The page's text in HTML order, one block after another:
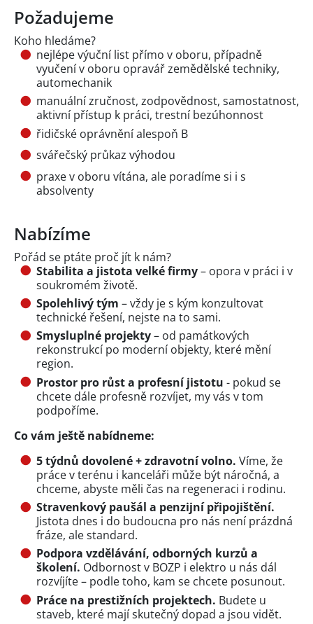
Požadujeme
Koho hledáme?
nejlépe výuční list přímo v oboru, případně
vyučení v oboru opravář zemědělské techniky,
automechanik
manuální zručnost, zodpovědnost, samostatnost,
aktivní přístup k práci, trestní bezúhonnost
řidičské oprávnění alespoň B
svářečský průkaz výhodou
praxe v oboru vítána, ale poradíme si i s
absolventy
Nabízíme
Pořád se ptáte proč jít k nám?
Stabilita a jistota velké firmy– opora v práci i v
soukromém životě.
Spolehlivý tým – vždy je s kým konzultovat
technické řešení, nejste na to sami.
Smysluplné projekty– od památkových
rekonstrukcí po moderní objekty, které mění
region.
Prostor pro růst a profesní jistotu - pokud se
chcete dále profesně rozvíjet, my vás v tom
podpoříme.
Co vám ještě nabídneme:
5 týdnů dovolené + zdravotní volno. Víme, že
práce v terénu i kanceláři může být náročná, a
chceme, abyste měli čas na regeneraci i rodinu.
Stravenkový paušál a penzijní připojištění.
Jistota dnes i do budoucna pro nás není prázdná
fráze, ale standard.
Podpora vzdělávání, odborných kurzů a
školení. Odbornost v BOZP i elektro u nás dál
rozvíjíte – podle toho, kam se chcete posunout.
Práce na prestižních projektech. Budete u
staveb, které mají skutečný dopad a jsou vidět.